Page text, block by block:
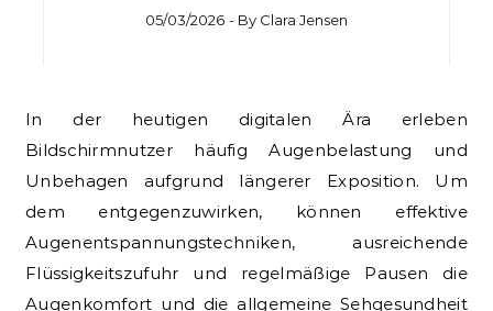
05/03/2026 - By Clara Jensen
In der heutigen digitalen Ära erleben
Bildschirmnutzer häufig Augenbelastung und
Unbehagen aufgrund längerer Exposition. Um
dem entgegenzuwirken, können effektive
Augenentspannungstechniken, ausreichende
Flüssigkeitszufuhr und regelmäßige Pausen die
Augenkomfort und die allgemeine Sehgesundheit